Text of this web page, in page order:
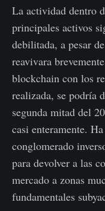
La actividad dentro
principales activos
debilitada, a pesar
reavivara
blockchain con los
realizada, se podría
segunda mitad del
casi enteramente.
conglomerado
para devolver a las
mercado a zonas
fundamentales